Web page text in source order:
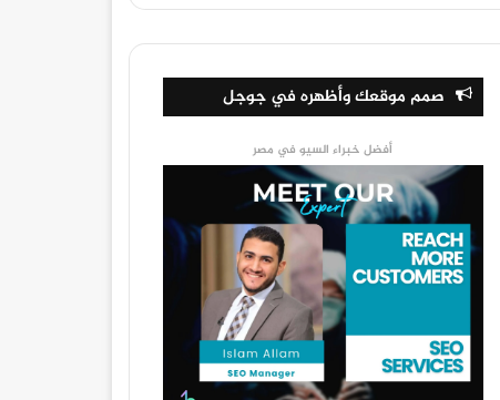
صمم موقعك وأظهره في جوجل
أفضل خبراء السيو في مصر